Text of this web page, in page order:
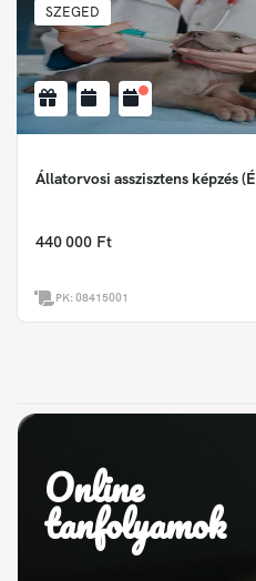
SZEGED
Állatorvosi asszisztens képzés
440 000 Ft
PK:08415001
Online
tanfolyamok